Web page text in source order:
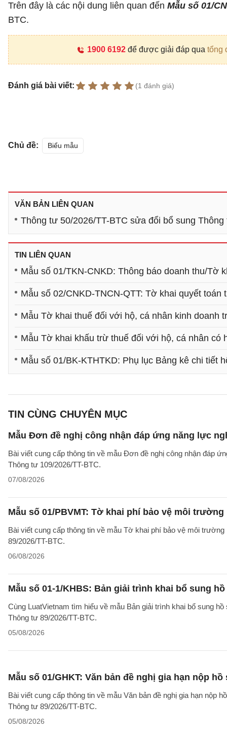
Trên đây là các nội dung liên quan đến Mẫu số 01/
BTC.
1900 6192để được giải đáp qua tổng
Đánh giá bài viết: (1 đánh giá)
Chủ đề: Biểu mẫu
VĂN BẢN LIÊN QUAN
Thông tư 50/2026/TT-BTC sửa đổi bổ sung
TIN LIÊN QUAN
Mẫu số 01/TKN-CNKD: Thông báo doanh thu/Tờ
Mẫu số 02/CNKD-TNCN-QTT: Tờ khai quyết
Mẫu Tờ khai thuế đối với hộ, cá nhân kinh doanh
Mẫu Tờ khai khấu trừ thuế đối với hộ, cá nhân
Mẫu số 01/BK-KTHTKD: Phụ lục Bảng kê chi tiết
TIN CÙNG CHUYÊN MỤC
Mẫu Đơn đề nghị công nhận đáp ứng năng lực
Bài viết cung cấp thông tin về mẫu Đơn đề nghị công nhận đáp
Thông tư 109/2026/TT-BTC.
07/08/2026
Mẫu số 01/PBVMT: Tờ khai phí bảo vệ môi trường
Bài viết cung cấp thông tin về mẫu Tờ khai phí bảo vệ môi
89/2026/TT-BTC.
06/08/2026
Mẫu số 01-1/KHBS: Bản giải trình khai bổ sung
Cùng LuatVietnam tìm hiểu về mẫu Bản giải trình khai bổ sung
Thông tư 89/2026/TT-BTC.
05/08/2026
Mẫu số 01/GHKT: Văn bản đề nghị gia hạn nộp
Bài viết cung cấp thông tin về mẫu Văn bản đề nghị gia hạn nộp
Thông tư 89/2026/TT-BTC.
05/08/2026